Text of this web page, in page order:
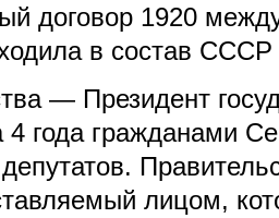
договор 1920
в состав СССР
— Президент
4 года гражданами
депутатов.
лицом,